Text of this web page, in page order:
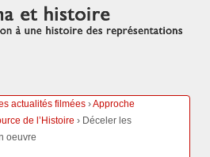
actualités filmées ›Approche
de l’Histoire › Déceler les
oeuvre